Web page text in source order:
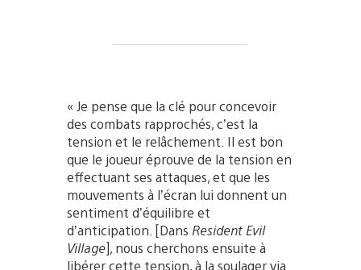
« Je pense que la clé pour concevoir
des combats rapprochés, c’est la
tension et le relâchement. Il est bon
que le joueur éprouve de la tension en
effectuant ses attaques, et que les
mouvements à l’écran lui donnent un
sentiment d’équilibre et
d’anticipation. [Dans Resident Evil
Village], nous cherchons ensuite à
libérer cette tension, à la soulager via